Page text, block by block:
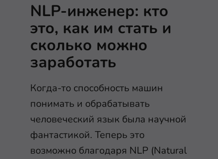
NLP-инженер: кто
это, как им стать и
сколько можно
заработать
Когда-то способность машин
понимать и обрабатывать
человеческий язык была научной
фантастикой. Теперь это
возможно благодаря NLP (Natural